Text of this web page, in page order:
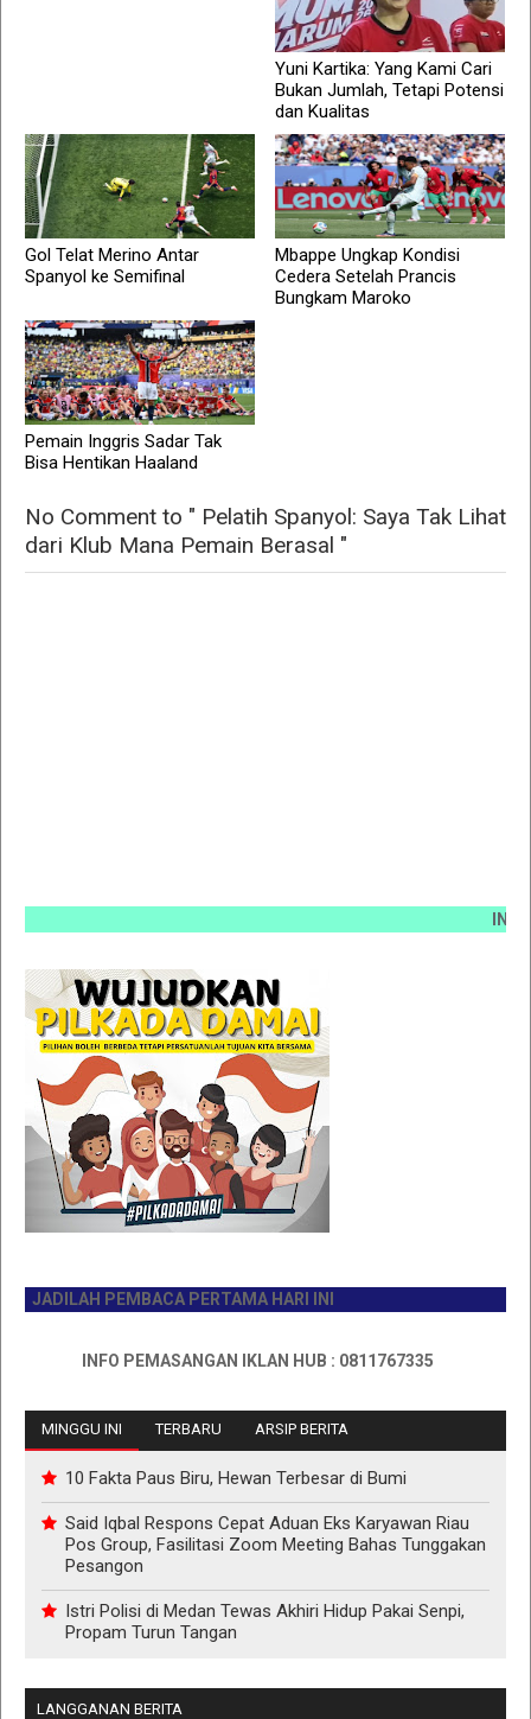
Yuni Kartika: Yang Kami Cari
Bukan Jumlah, Tetapi Potensi
dan Kualitas
Gol Telat Merino Antar
Spanyol ke Semifinal
Mbappe Ungkap Kondisi
Cedera Setelah Prancis
Bungkam Maroko
Pemain Inggris Sadar Tak
Bisa Hentikan Haaland
No Comment to " Pelatih Spanyol: Saya Tak Lihat
dari Klub Mana Pemain Berasal "
INFO
PEMBACA PERTAMA HARI INI
INFO PEMASANGAN IKLAN HUB : 0811767335
MINGGU INI TERBARU ARSIP BERITA
10 Fakta Paus Biru, Hewan Terbesar di Bumi
Said Iqbal Respons Cepat Aduan Eks Karyawan Riau
Pos Group, Fasilitasi Zoom Meeting Bahas Tunggakan
Pesangon
Istri Polisi di Medan Tewas Akhiri Hidup Pakai Senpi,
Propam Turun Tangan
LANGGANAN BERITA